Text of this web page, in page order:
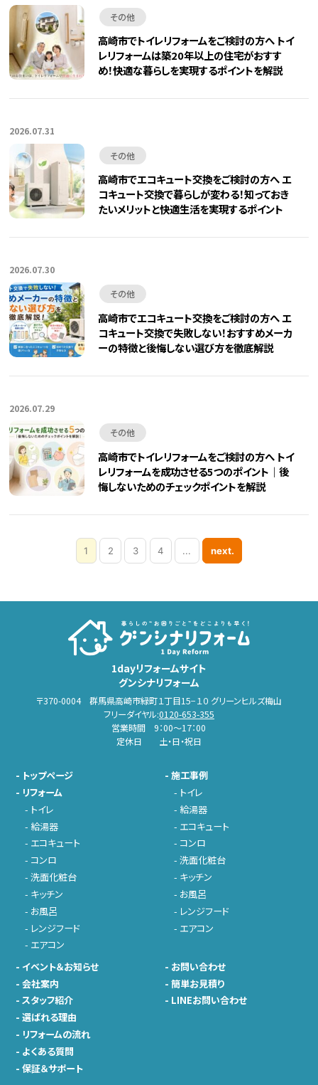
その他
高崎市でトイレリフォームをご検討の方へ トイ
レリフォームは築20年以上の住宅がおすす
め！快適な暮らしを実現するポイントを解説
2026.07.31
その他
高崎市でエコキュート交換をご検討の方へ エ
コキュート交換で暮らしが変わる！知っておき
たいメリットと快適生活を実現するポイント
2026.07.30
その他
高崎市でエコキュート交換をご検討の方へ エ
コキュート交換で失敗しない！おすすめメーカ
ーの特徴と後悔しない選び方を徹底解説
2026.07.29
その他
高崎市でトイレリフォームをご検討の方へ トイ
レリフォームを成功させる5つのポイント｜後
悔しないためのチェックポイントを解説
1 2 3 4 ... next.
1dayリフォームサイト
グンシナリフォーム
〒370-0004 群馬県高崎市緑町１丁目15−１０ グリーンヒルズ梅山
フリーダイヤル:0120-653-355
営業時間 9：00～17：00
定休日 土・日・祝日
- トップページ
- リフォーム
- トイレ
- 給湯器
- エコキュート
- コンロ
- 洗面化粧台
- キッチン
- お風呂
- レンジフード
- エアコン
-施工事例
- トイレ
- 給湯器
- エコキュート
- コンロ
-洗面化粧台
- キッチン
- お風呂
- レンジフード
- エアコン
- イベント＆お知らせ
- 会社案内
- スタッフ紹介
- 選ばれる理由
- リフォームの流れ
- よくある質問
- 保証＆サポート
- お問い合わせ
-簡単お見積り
- LINEお問い合わせ